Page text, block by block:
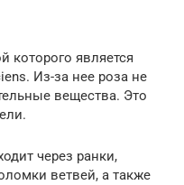
которого является
Из-за нее роза не
вещества. Это
через ранки,
ветвей, а также